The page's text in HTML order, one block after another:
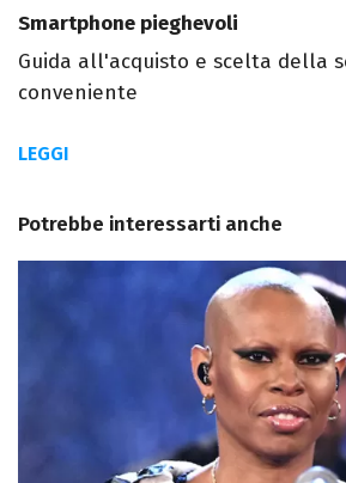
Smartphone pieghevoli
Guida all'acquisto e scelta della
conveniente
LEGGI
Potrebbe interessarti anche